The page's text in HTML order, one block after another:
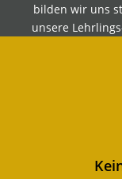
bilden wir uns
unsere